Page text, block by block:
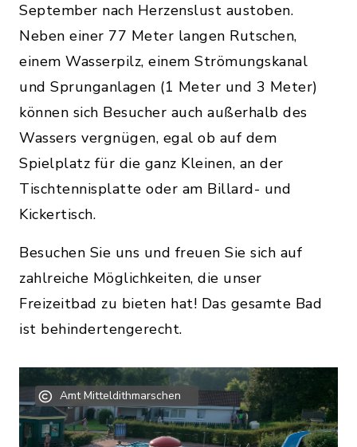
September nach Herzenslust austoben.
Neben einer 77 Meter langen Rutschen,
einem Wasserpilz, einem Strömungskanal
und Sprunganlagen (1 Meter und 3 Meter)
können sich Besucher auch außerhalb des
Wassers vergnügen, egal ob auf dem
Spielplatz für die ganz Kleinen, an der
Tischtennisplatte oder am Billard- und
Kickertisch.
Besuchen Sie uns und freuen Sie sich auf
zahlreiche Möglichkeiten, die unser
Freizeitbad zu bieten hat! Das gesamte Bad
ist behindertengerecht.
Amt Mitteldithmarschen